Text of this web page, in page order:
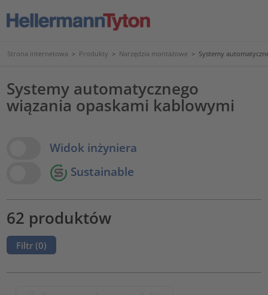
Strona internetowa > Produkty > Narzędzia montażowe > Systemy
Systemy automatycznego
wiązania opaskami kablowymi
View OptionsWidok inżyniera
Sustainable
62 produktów
Filtr (0)